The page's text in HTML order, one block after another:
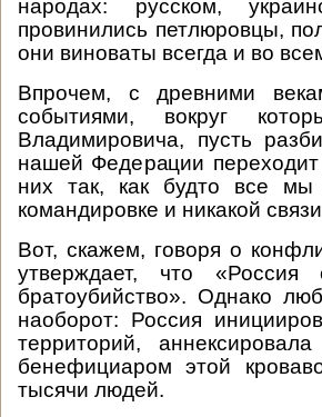
народах: русском,
провинились петлюровцы,
они виноваты всегда и во
Впрочем, с древними
событиями, вокруг
Владимировича, пусть
нашей Федерации
них так, как будто все
командировке и никакой
Вот, скажем, говоря о
утверждает, что «Россия
братоубийство». Однако
наоборот: Россия
территорий,
бенефициаром этой
тысячи людей.